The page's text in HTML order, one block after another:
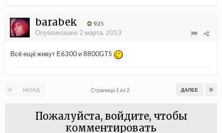
barabek 925
Опубликовано 2 марта, 2013
Всё ещё живут Е6300 и 8800GTS
НАЗАД ДАЛЕЕ
Страница 1 из 2
Пожалуйста, войдите, чтобы
комментировать